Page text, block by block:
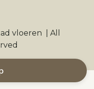
vloeren
All